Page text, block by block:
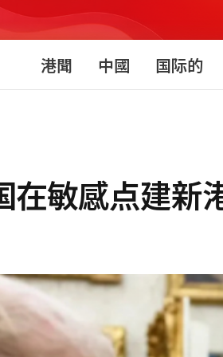
港聞 中國 国际的
在敏感点建新